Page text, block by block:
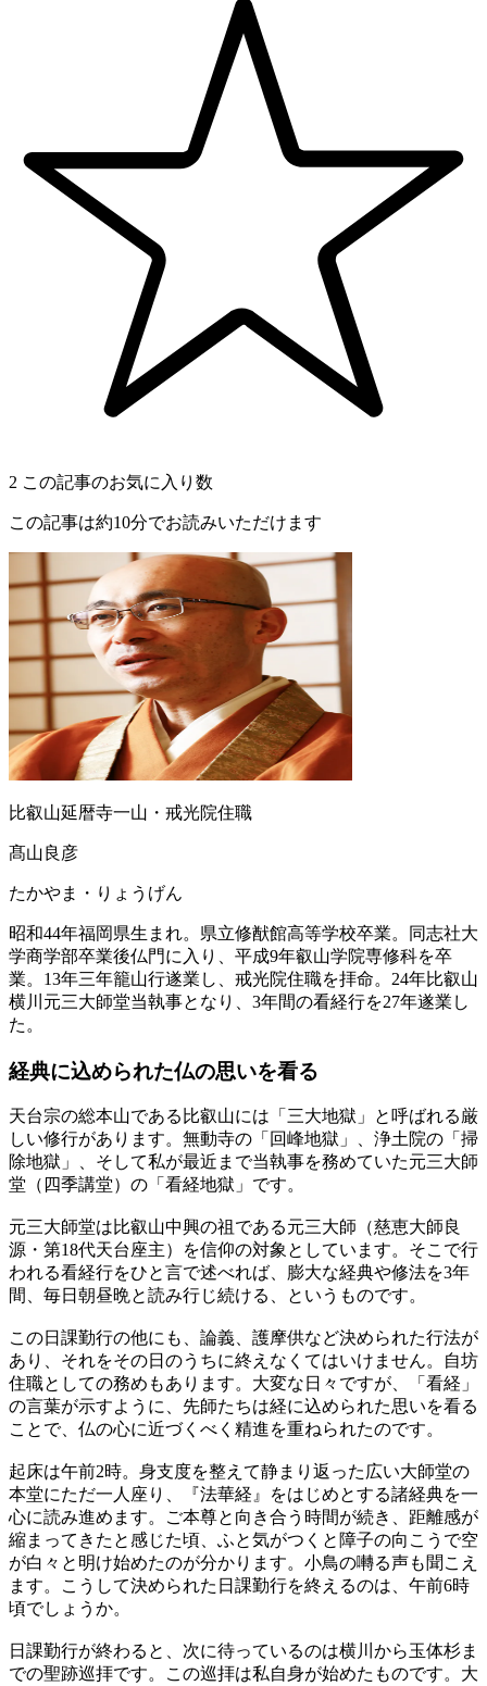
2 この記事のお気に入り数
この記事は約10分でお読みいただけます
比叡山延暦寺一山・戒光院住職
髙山良彦
たかやま・りょうげん
昭和44年福岡県生まれ。県立修猷館高等学校卒業。同志社大
学商学部卒業後仏門に入り、平成9年叡山学院専修科を卒
業。13年三年籠山行遂業し、戒光院住職を拝命。24年比叡山
横川元三大師堂当執事となり、3年間の看経行を27年遂業し
た。
経典に込められた仏の思いを看る
天台宗の総本山である比叡山には「三大地獄」と呼ばれる厳
しい修行があります。無動寺の「回峰地獄」、浄土院の「掃
除地獄」、そして私が最近まで当執事を務めていた元三大師
堂（四季講堂）の「看経地獄」です。
元三大師堂は比叡山中興の祖である元三大師（慈恵大師良
源・第18代天台座主）を信仰の対象としています。そこで行
われる看経行をひと言で述べれば、膨大な経典や修法を3年
間、毎日朝昼晩と読み行じ続ける、というものです。
この日課勤行の他にも、論義、護摩供など決められた行法が
あり、それをその日のうちに終えなくてはいけません。自坊
住職としての務めもあります。大変な日々ですが、「看経」
の言葉が示すように、先師たちは経に込められた思いを看る
ことで、仏の心に近づくべく精進を重ねられたのです。
起床は午前2時。身支度を整えて静まり返った広い大師堂の
本堂にただ一人座り、『法華経』をはじめとする諸経典を一
心に読み進めます。ご本尊と向き合う時間が続き、距離感が
縮まってきたと感じた頃、ふと気がつくと障子の向こうで空
が白々と明け始めたのが分かります。小鳥の囀る声も聞こえ
ます。こうして決められた日課勤行を終えるのは、午前6時
頃でしょうか。
日課勤行が終わると、次に待っているのは横川から玉体杉ま
での聖跡巡拝です。この巡拝は私自身が始めたものです。大